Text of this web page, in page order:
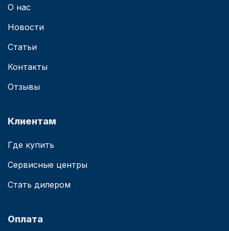
О нас
Новости
Статьи
Контакты
Отзывы
Клиентам
Где купить
Сервисные центры
Стать дилером
Оплата